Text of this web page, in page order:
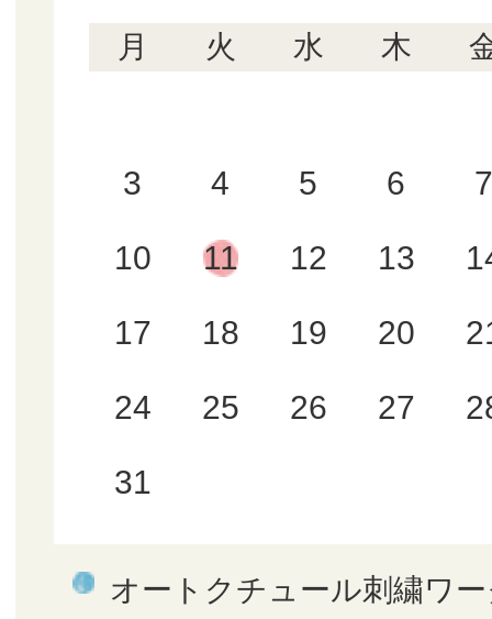
月 火 水 木
3 4 5 6 7
10 11 12 13
17 18 19 20
24 25 26 27
31
オートクチュール刺繍ワ